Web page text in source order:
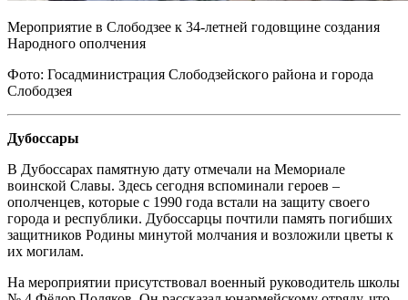
Мероприятие в Слободзее к 34-летней годовщине создания
Народного ополчения
Фото: Госадминистрация Слободзейского района и города
Слободзея
Дубоссары
В Дубоссарах памятную дату отмечали на Мемориале
воинской Славы. Здесь сегодня вспоминали героев –
ополченцев, которые с 1990 года встали на защиту своего
города и республики. Дубоссарцы почтили память погибших
защитников Родины минутой молчания и возложили цветы к
их могилам.
На мероприятии присутствовал военный руководитель школы